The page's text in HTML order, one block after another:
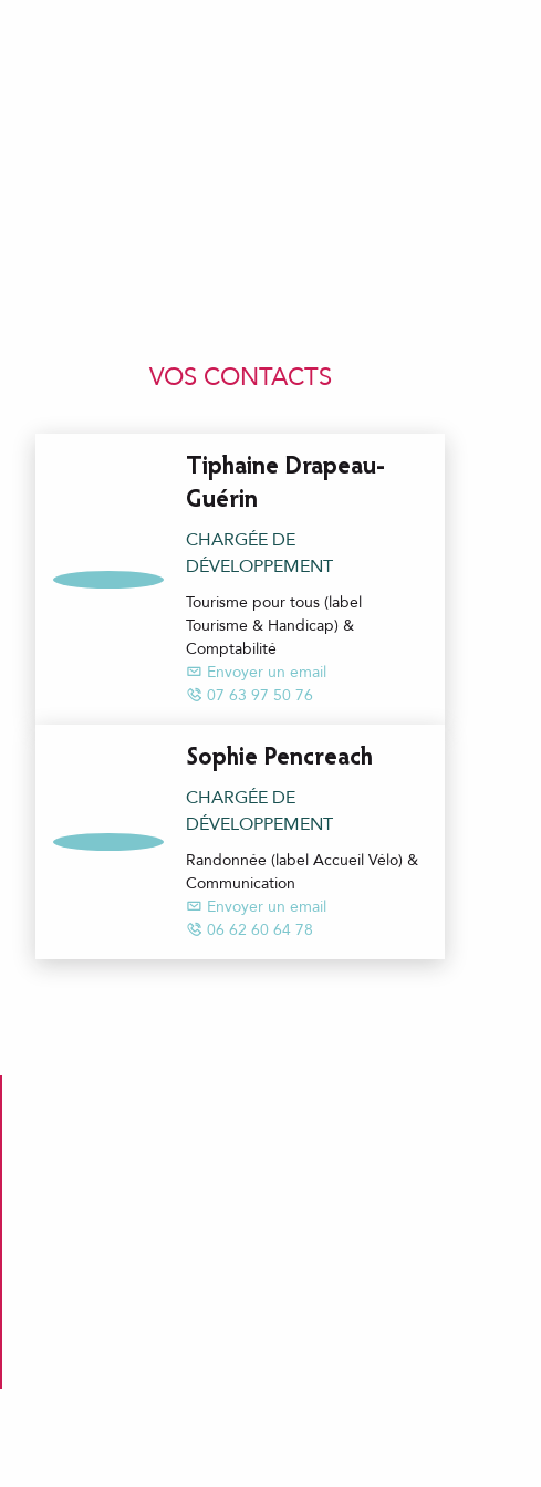
VOS CONTACTS
Tiphaine Drapeau-
Guérin
CHARGÉE DE
DÉVELOPPEMENT
Tourisme pour tous (label
Tourisme & Handicap) &
Comptabilité
Envoyer un email
07 63 97 50 76
Sophie Pencreach
CHARGÉE DE
DÉVELOPPEMENT
Randonnée (label Accueil Vélo) &
Communication
Envoyer un email
06 62 60 64 78